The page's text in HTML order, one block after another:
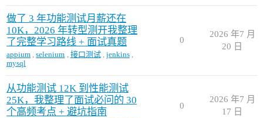
做了 3 年功能测试月薪还在
10K，2026 年转型测开我整理
了完整学习路线 + 面试真题
appium ,selenium , 接口测试 , jenkins ,
mysql
0
2026 年7 月
20 日
从功能测试 12K 到性能测试
25K，我整理了面试必问的 30
个高频考点 + 避坑指南
0
2026 年7 月
17 日